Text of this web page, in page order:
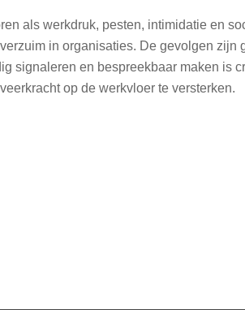
als werkdruk, pesten, intimidatie en
in organisaties. De gevolgen zijn
signaleren en bespreekbaar maken is
op de werkvloer te versterken.